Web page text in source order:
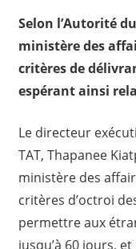
Selon l’Autorité
ministère des
critères de
espérant ainsi
Le directeur
TAT, Thapanee
ministère des
critères d’octroi
permettre aux
jusqu’à 60 jours,